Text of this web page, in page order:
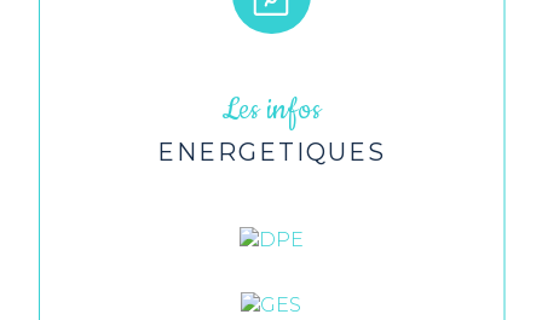
Les infos
ENERGETIQUES